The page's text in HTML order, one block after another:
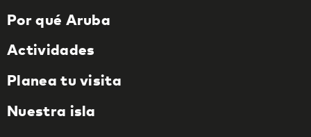
Por qué Aruba
Actividades
Planea tu visita
Nuestra isla